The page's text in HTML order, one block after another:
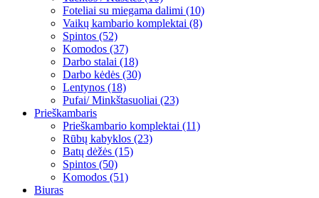
Foteliai su miegama dalimi (10)
Vaikų kambario komplektai (8)
Spintos (52)
Komodos (37)
Darbo stalai (18)
Darbo kėdės (30)
Lentynos (18)
Pufai/ Minkštasuoliai (23)
Prieškambaris
Prieškambario komplektai (11)
Rūbų kabyklos (23)
Batų dėžės (15)
Spintos (50)
Komodos (51)
Biuras